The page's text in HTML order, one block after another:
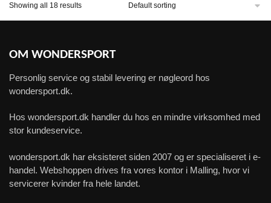
Showing all 18 results
OM WONDERSPORT
Personlig service og stabil levering er nøgleord hos
wondersport.dk.
Hos wondersport.dk handler du hos en mindre virksomhed med
stor kundeservice.
wondersport.dk har eksisteret siden 2007 og er specialiseret i e-
handel. Webshoppen drives fra vores kontor i Malling, hvor vi
servicerer kvinder fra hele landet.